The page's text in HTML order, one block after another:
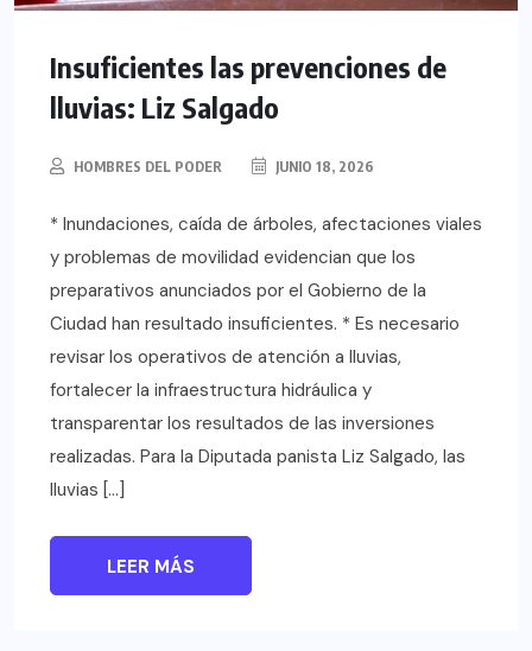
Insuficientes las prevenciones de
lluvias: Liz Salgado
HOMBRES DEL PODER JUNIO 18, 2026
* Inundaciones, caída de árboles, afectaciones viales
y problemas de movilidad evidencian que los
preparativos anunciados por el Gobierno de la
Ciudad han resultado insuficientes. * Es necesario
revisar los operativos de atención a lluvias,
fortalecer la infraestructura hidráulica y
transparentar los resultados de las inversiones
realizadas. Para la Diputada panista Liz Salgado, las
lluvias […]
LEER MÁS